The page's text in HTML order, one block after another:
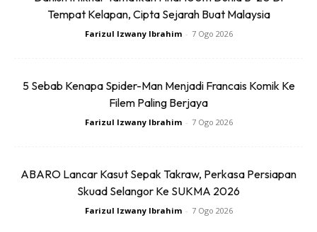
Tempat Kelapan, Cipta Sejarah Buat Malaysia
Farizul Izwany Ibrahim - 7 Ogo 2026
5 Sebab Kenapa Spider-Man Menjadi Francais Komik Ke
Filem Paling Berjaya
Farizul Izwany Ibrahim - 7 Ogo 2026
ABARO Lancar Kasut Sepak Takraw, Perkasa Persiapan
Skuad Selangor Ke SUKMA 2026
Farizul Izwany Ibrahim - 7 Ogo 2026